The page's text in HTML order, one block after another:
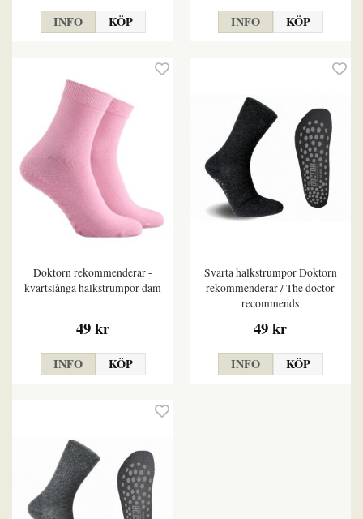
INFO KÖP INFO KÖP
Doktorn rekommenderar -
kvartslånga halkstrumpor dam
49 kr
INFO KÖP
Svarta halkstrumpor Doktorn
rekommenderar / The doctor
recommends
49 kr
INFO KÖP